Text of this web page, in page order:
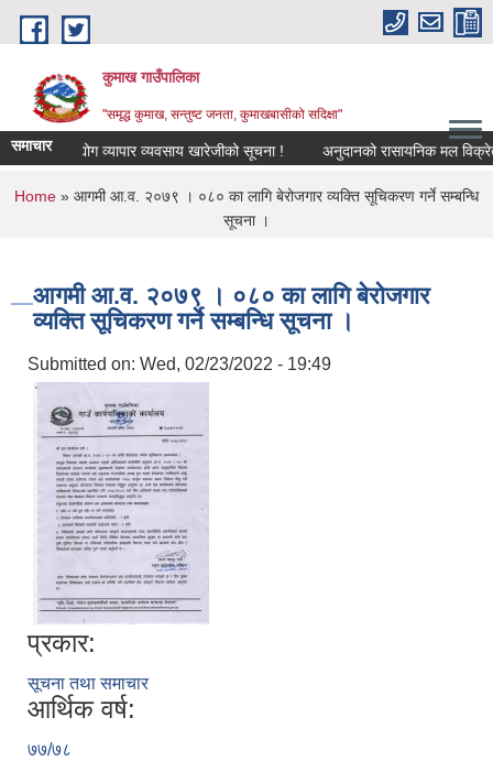
Skip to main content
कुमाख गाउँपालिका
"समृद्ध कुमाख, सन्तुष्ट जनता, कुमाखबासीको सदिक्षा"
समाचारउद्योग व्यापार व्यवसाय खारेजीको सूचना ! अनुदानको रासायनिक मल विक्रेता
You are here
Home » आगमी आ.व. २०७९ । ०८० का लागि बेरोजगार व्यक्ति सूचिकरण गर्ने सम्बन्धि
सूचना ।
आगमी आ.व. २०७९ । ०८० का लागि बेरोजगार
व्यक्ति सूचिकरण गर्ने सम्बन्धि सूचना ।
Submitted on: Wed, 02/23/2022 - 19:49
प्रकार:
सूचना तथा समाचार
आर्थिक वर्ष:
७७/७८